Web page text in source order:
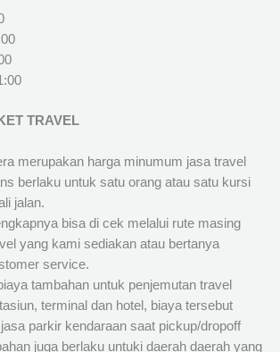
TRAVEL
merupakan harga minumum jasa travel
berlaku untuk satu orang atau satu kursi
jalan.
bisa di cek melalui rute masing
yang kami sediakan atau bertanya
service.
tambahan untuk penjemutan travel
terminal dan hotel, biaya tersebut
parkir kendaraan saat pickup/dropoff
juga berlaku untuki daerah daerah yang